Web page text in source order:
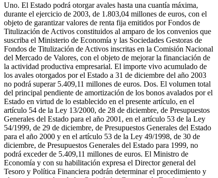
Uno. El Estado podrá otorgar avales hasta una cuantía máxima,
durante el ejercicio de 2003, de 1.803,04 millones de euros, con el
objeto de garantizar valores de renta fija emitidos por Fondos de
Titulización de Activos constituidos al amparo de los convenios que
suscriba el Ministerio de Economía y las Sociedades Gestoras de
Fondos de Titulización de Activos inscritas en la Comisión Nacional
del Mercado de Valores, con el objeto de mejorar la financiación de
la actividad productiva empresarial. El importe vivo acumulado de
los avales otorgados por el Estado a 31 de diciembre del año 2003
no podrá superar 5.409,11 millones de euros. Dos. El volumen total
del principal pendiente de amortización de los bonos avalados por el
Estado en virtud de lo establecido en el presente artículo, en el
artículo 54 de la Ley 13/2000, de 28 de diciembre, de Presupuestos
Generales del Estado para el año 2001, en el artículo 53 de la Ley
54/1999, de 29 de diciembre, de Presupuestos Generales del Estado
para el año 2000 y en el artículo 53 de la Ley 49/1998, de 30 de
diciembre, de Presupuestos Generales del Estado para 1999, no
podrá exceder de 5.409,11 millones de euros. El Ministro de
Economía y con su habilitación expresa el Director general del
Tesoro y Política Financiera podrán determinar el procedimiento y